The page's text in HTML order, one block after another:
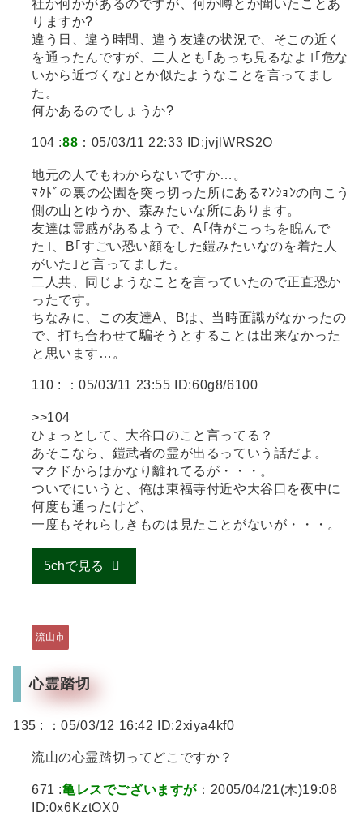
社か何かがあるのですが、何か噂とか聞いたことあ
りますか?
違う日、違う時間、違う友達の状況で、そこの近く
を通ったんですが、二人とも｢あっち見るなよ｣｢危な
いから近づくな｣とか似たようなことを言ってまし
た。
何かあるのでしょうか?
104 :88 ：05/03/11 22:33 ID:jvjlWRS2O
地元の人でもわからないですか…。
ﾏｸﾄﾞの裏の公園を突っ切った所にあるﾏﾝｼｮﾝの向こう
側の山とゆうか、森みたいな所にあります。
友達は霊感があるようで、A｢侍がこっちを睨んで
た｣、B｢すごい恐い顔をした鎧みたいなのを着た人
がいた｣と言ってました。
二人共、同じようなことを言っていたので正直恐か
ったです。
ちなみに、この友達A、Bは、当時面識がなかったの
で、打ち合わせて騙そうとすることは出来なかった
と思います…。
110 : ：05/03/11 23:55 ID:60g8/6100
>>104
ひょっとして、大谷口のこと言ってる？
あそこなら、鎧武者の霊が出るっていう話だよ。
マクドからはかなり離れてるが・・・。
ついでにいうと、俺は東福寺付近や大谷口を夜中に
何度も通ったけど、
一度もそれらしきものは見たことがないが・・・。
5chで見る
流山市
心霊踏切
135 : ：05/03/12 16:42 ID:2xiya4kf0
流山の心霊踏切ってどこですか？
671 :亀レスでございますが ：2005/04/21(木)19:08
ID:0x6KztOX0